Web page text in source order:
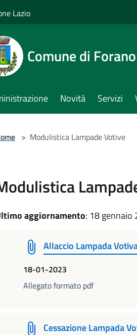
Lazio
Comune di Forano
Novità Servizi
> Modulistica Lampade Votive
aggiornamento: 18 gennaio
Allaccio Lampada
18-01-2023
Allegato formato pdf
Cessazione Lampada